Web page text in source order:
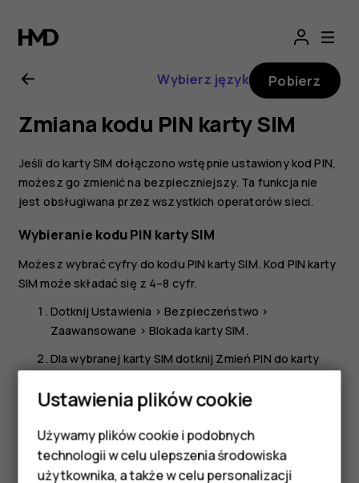
Nokia
G21
—
instrukcja
obsługi
Smartfony
Wybierz język Pobierz
Zmiana kodu PIN karty SIM
Jeśli do karty SIM dołączono wstępnie ustawiony kod PIN,
możesz go zmienić na bezpieczniejszy. Ta funkcja nie
jest obsługiwana przez wszystkich operatorów sieci.
Wybieranie kodu PIN karty SIM
Możesz wybrać cyfry do kodu PIN karty SIM. Kod PIN karty
SIM może składać się z 4–8 cyfr.
DotknijUstawienia > Bezpieczeństwo >
Zaawansowane >Blokada karty SIM.
Dla wybranej karty SIM dotknij Zmień PIN do karty
Ustawienia plików cookie
Używamy plików cookie i podobnych
technologii w celu ulepszenia środowiska
użytkownika, a także w celu personalizacji